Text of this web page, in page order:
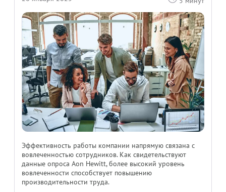
Эффективность работы компании напрямую связана с
вовлеченностью сотрудников. Как свидетельствуют
данные опроса Aon Hewitt, более высокий уровень
вовлеченности способствует повышению
производительности труда.